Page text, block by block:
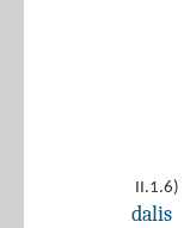
II.1.6)
dalis